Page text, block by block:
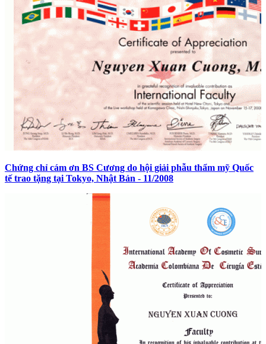
Chứng chỉ cám ơn BS Cương do hội giải phẫu thẩm mỹ Quốc
tế trao tặng tại Tokyo, Nhật Bản - 11/2008